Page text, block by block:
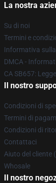
La nostra
Su di noi
Termini e
Informativa
DMCA -
CA SB657:
Il nostro
Condizioni di
Termini di
Condizioni di
Contattaci
Aiuto del cliente
Whosale
Il nostro